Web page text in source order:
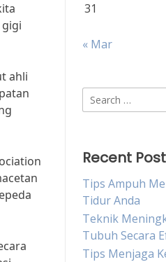
ahli
31
« Mar
Search
for:
Recent
Tips Ampuh
Tidur Anda
Teknik
Tubuh Secara
Tips Menjaga